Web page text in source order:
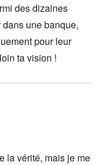
des dizaines
dans une banque,
pour leur
ta vision !
la vérité, mais je me